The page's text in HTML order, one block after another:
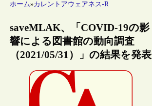
ホーム»カレントアウェアネス-R
saveMLAK、「COVID-19の影
響による図書館の動向調査
（2021/05/31）」の結果を発表